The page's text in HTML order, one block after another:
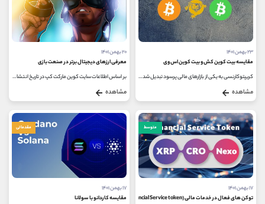
۲۳ بهمن ۱۴۰۱
مقایسه بیت کوین کش و بیت کوین اس وی
کریپتوکارنسی به یکی از بازارهای مالی پرسود تبدیل شده است، شناخت هرچه بیشتر راجع به کوین ها می تواند به شما جهت بررسی روند بازار...
مشاهده
۲۰ بهمن ۱۴۰۱
معرفی ارزهای دیجیتال برتر در صنعت بازی
بر اساس اطلاعات سایت کوین مارکت کپ در تاریخ انتشار این مقاله، تعدادی ارز دیجیتال به عنوان برترین ارزهای دیجیتال در صنعت بازی...
مشاهده
متوسط
۱۷ بهمن ۱۴۰۱
توکن های فعال در خدمات مالی (financial Service token)
مقدماتی
۱۷ بهمن ۱۴۰۱
مقایسه کاردانو با سولانا